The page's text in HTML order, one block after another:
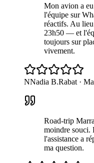
Mon avion a
l'équipe sur
réactifs. Au
23h50 — et
toujours sur
vivement.
NNadia B.Rabat ·
Road-trip
moindre souci.
l'assistance a
ma question.